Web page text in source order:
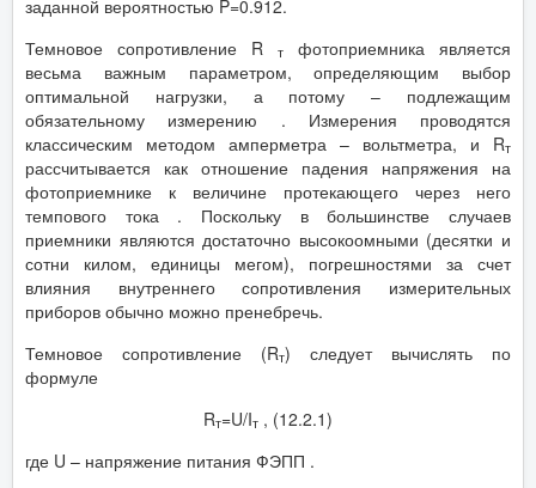
заданной вероятностью P=0.912.
Темновое сопротивление R
т
фотоприемника является
весьма важным параметром, определяющим выбор
оптимальной нагрузки, а потому – подлежащим
обязательному измерению . Измерения проводятся
классическим методом амперметра – вольтметра, и Rт
рассчитывается как отношение падения напряжения на
фотоприемнике к величине протекающего через него
темпового тока . Поскольку в большинстве случаев
приемники являются достаточно высокоомными (десятки и
сотни килом, единицы мегом), погрешностями за счет
влияния внутреннего сопротивления измерительных
приборов обычно можно пренебречь.
Темновое сопротивление (Rт) следует вычислять по
формуле
Rт=U/Iт , (12.2.1)
где U – напряжение питания ФЭПП .